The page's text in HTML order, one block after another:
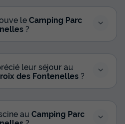
leCamping Parc
?
leur séjour au
des Fontenelles ?
au Camping Parc